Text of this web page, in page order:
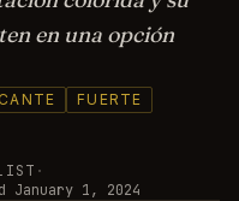
en una opción
FUERTE
·
January 1, 2024